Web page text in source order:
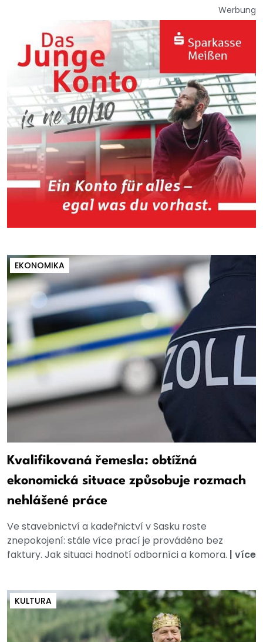
Werbung
EKONOMIKA
Kvalifikovaná řemesla: obtížná
ekonomická situace způsobuje rozmach
nehlášené práce
Ve stavebnictví a kadeřnictví v Sasku roste
znepokojení: stále více prací je prováděno bez
faktury. Jak situaci hodnotí odborníci a komora. | více
KULTURA